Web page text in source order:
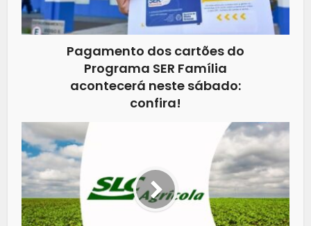
Pagamento dos cartões do
Programa SER Família
acontecerá neste sábado:
confira!